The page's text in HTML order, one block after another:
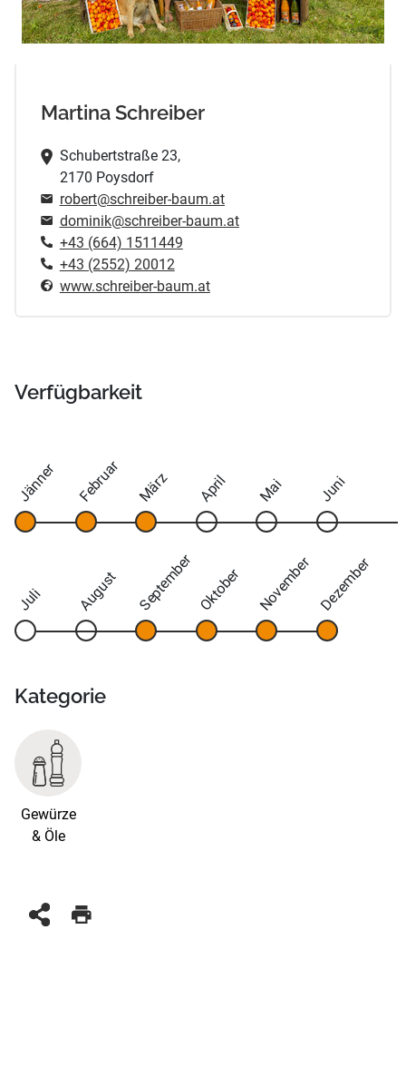
Martina Schreiber
Schubertstraße 23,
2170 Poysdorf
robert@schreiber-baum.at
dominik@schreiber-baum.at
+43 (664) 1511449
+43 (2552) 20012
www.schreiber-baum.at
Verfügbarkeit
Jänner Februar März April Mai Juni
Juli August September Oktober November Dezember
Kategorie
Gewürze
& Öle